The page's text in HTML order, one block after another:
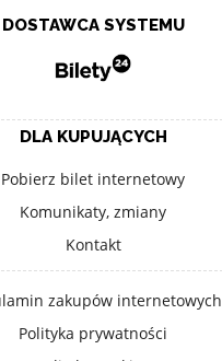
suita symfoniczna
táncok)
DOSTAWCA SYSTEMU
DLA KUPUJĄCYCH
Pobierz bilet internetowy
Komunikaty, zmiany
Kontakt
zakupów internetowych
Polityka prywatności